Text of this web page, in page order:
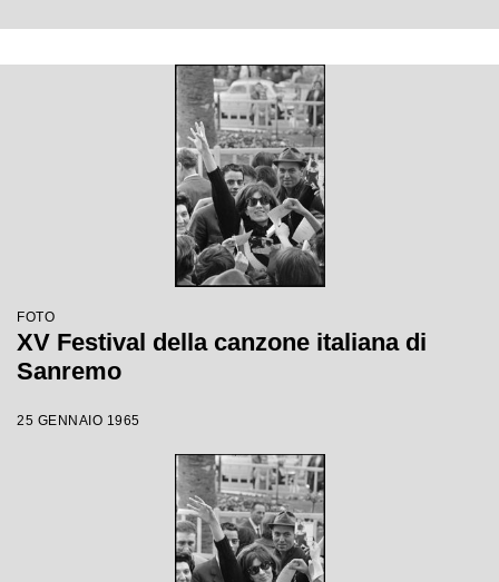
FOTO
XV Festival della canzone italiana di
Sanremo
25 GENNAIO 1965